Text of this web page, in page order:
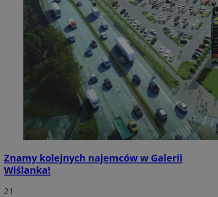
Znamy kolejnych najemców w Galerii
Wiślanka!
21